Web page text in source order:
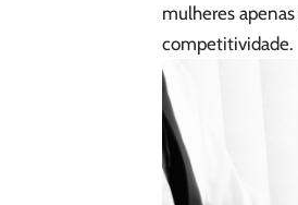
mulheres
competitividade.